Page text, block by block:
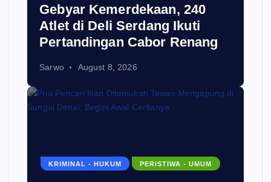
Gebyar Kemerdekaan, 240
Atlet di Deli Serdang Ikuti
Pertandingan Cabor Renang
Sarwo August 8, 2026
KRIMINAL - HUKUM PERISTIWA - UMUM